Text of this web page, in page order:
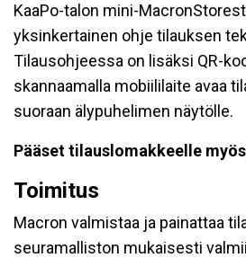
KaaPo-talon mini-
yksinkertainen ohje tilauksen
Tilausohjeessa on lisäksi QR-
skannaamalla mobiililaite avaa
suoraan älypuhelimen näytölle.
Pääset tilauslomakkeelle myös
Toimitus
Macron valmistaa ja painattaa
seuramalliston mukaisesti